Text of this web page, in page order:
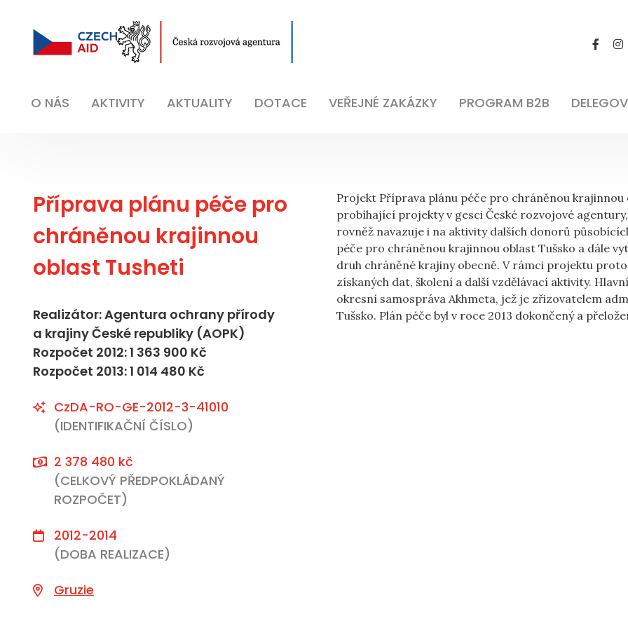
O NÁS AKTIVITY AKTUALITY DOTACE VEŘEJNÉ ZAKÁZKY PROGRAM B2B
Příprava plánu péče pro
chráněnou krajinnou
oblast Tusheti
Realizátor: Agentura ochrany přírody
a krajiny České republiky (AOPK)
Rozpočet 2012: 1 363 900 Kč
Rozpočet 2013: 1 014 480 Kč
CzDA-RO-GE-2012-3-41010
(IDENTIFIKAČNÍ ČÍSLO)
2 378 480 kč
(CELKOVÝ PŘEDPOKLÁDANÝ
ROZPOČET)
2012-2014
(DOBA REALIZACE)
Gruzie
Projekt Příprava plánu péče pro chráněnou krajinnou
probíhající projekty v gesci České rozvojové
rovněž navazuje i na aktivity dalších donorů
péče pro chráněnou krajinnou oblast Tušsko a dále
druh chráněné krajiny obecně. V rámci projektu
získaných dat, školení a další vzdělávací aktivity.
okresní samospráva Akhmeta, jež je zřizovatelem
Tušsko. Plán péče byl v roce 2013 dokončený a